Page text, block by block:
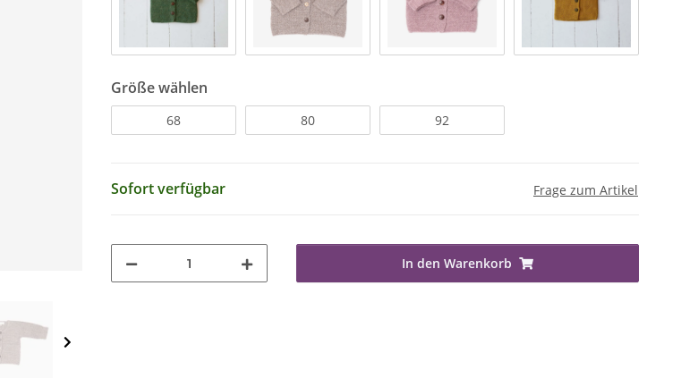
Größe wählen
68 80 92
Sofort verfügbar Frage zum Artikel
In den Warenkorb